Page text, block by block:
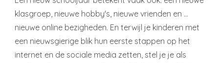
klasgroep, nieuwe hobby's, nieuwe vrienden en …
nieuwe online bezigheden. En terwijl je kinderen met
een nieuwsgierige blik hun eerste stappen op het
internet en de sociale media zetten, stel je je als